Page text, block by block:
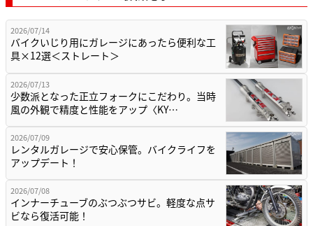
2026/07/14
バイクいじり用にガレージにあったら便利な工
具×12選＜ストレート＞
2026/07/13
少数派となった正立フォークにこだわり。当時
風の外観で精度と性能をアップ〈KY…
2026/07/09
レンタルガレージで安心保管。バイクライフを
アップデート！
2026/07/08
インナーチューブのぶつぶつサビ。軽度な点サ
ビなら復活可能！